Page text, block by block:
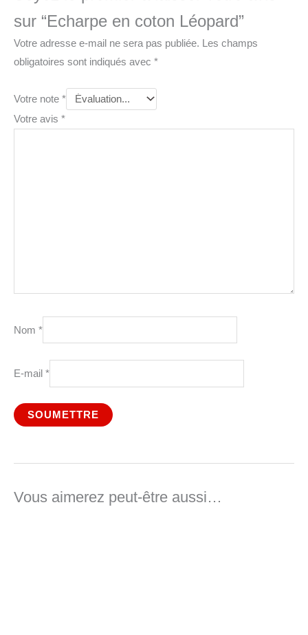
sur “Echarpe en coton Léopard”
Votre adresse e-mail ne sera pas publiée. Les champs
obligatoires sont indiqués avec *
Votre note *
Votre avis *
Nom *
E-mail *
Vous aimerez peut-être aussi…